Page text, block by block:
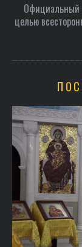
Официальный
целью